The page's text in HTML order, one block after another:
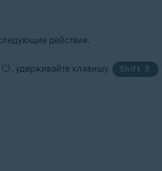
действия.
, удерживайте клавишу Shift ⇧